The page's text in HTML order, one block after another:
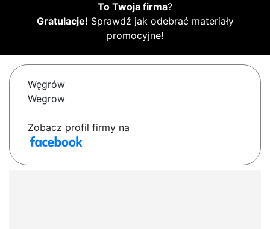
To Twoja firma?
Gratulacje! Sprawdź jak odebrać materiały
promocyjne!
Węgrów
Wegrow
Zobacz profil firmy na